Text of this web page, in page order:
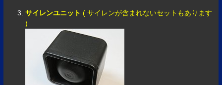
サイレンユニット ( サイレンが含まれないセットもあります
)